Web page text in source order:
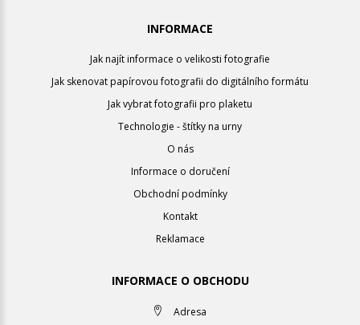
INFORMACE
Jak najít informace o velikosti fotografie
Jak skenovat papírovou fotografii do digitálního formátu
Jak vybrat fotografii pro plaketu
Technologie - štítky na urny
O nás
Informace o doručení
Obchodní podmínky
Kontakt
Reklamace
INFORMACE O OBCHODU
Adresa